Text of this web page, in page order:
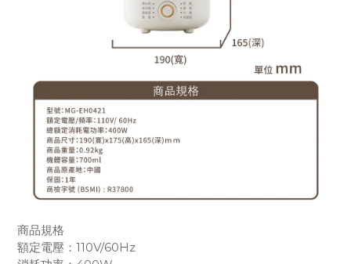
商品規格
額定電壓：110V/60Hz